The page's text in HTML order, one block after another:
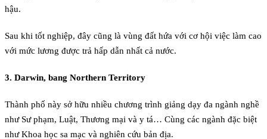
hậu.
Sau khi tốt nghiệp, đây cũng là vùng đất hứa với cơ hội việc làm cao
với mức lương được trả hấp dẫn nhất cả nước.
3. Darwin, bang Northern Territory
Thành phố này sở hữu nhiều chương trình giảng dạy đa ngành nghề
như Sư phạm, Luật, Thương mại và y tá… Cùng các ngành đặc biệt
như Khoa học sa mạc và nghiên cứu bản địa.